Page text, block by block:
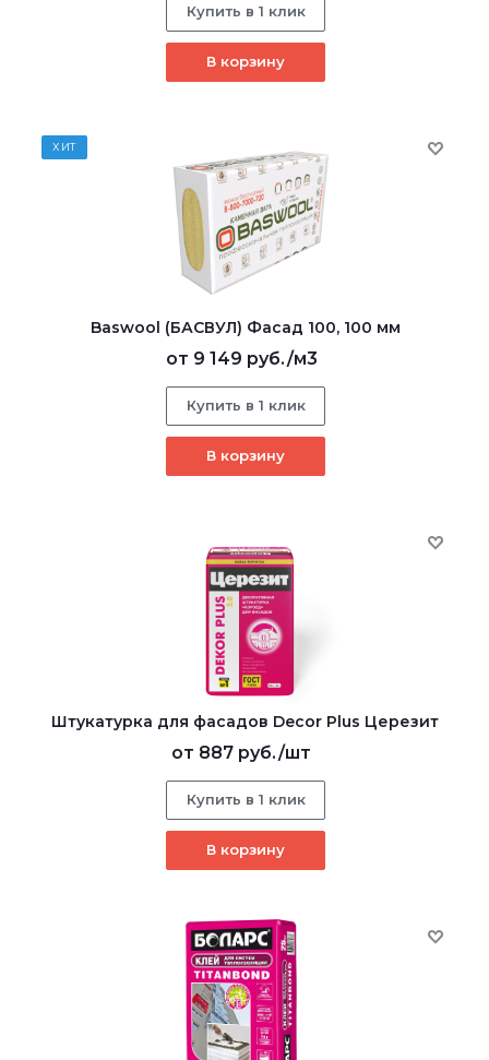
Купить в 1 клик
В корзину
ХИТ
Baswool (БАСВУЛ) Фасад 100, 100 мм
от 9 149 руб./м3
Купить в 1 клик
В корзину
Штукатурка для фасадов Decor Plus Церезит
от 887 руб./шт
Купить в 1 клик
В корзину